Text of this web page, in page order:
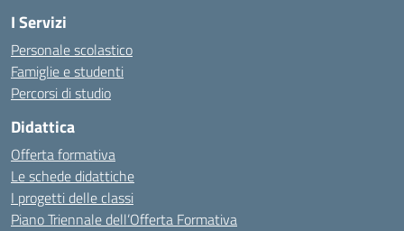
I Servizi
Personale scolastico
Famiglie e studenti
Percorsi di studio
Didattica
Offerta formativa
Le schede didattiche
I progetti delle classi
Piano Triennale dell’Offerta Formativa